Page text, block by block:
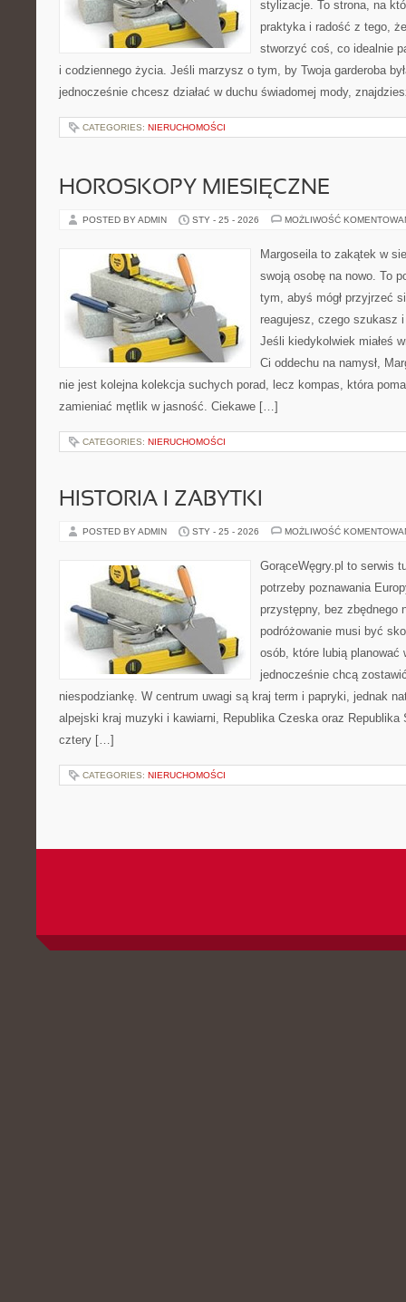
stylizacje. To strona, na
praktyka i radość z tego,
stworzyć coś, co idealnie
i codziennego życia. Jeśli marzysz o tym, by Twoja garderoba
jednocześnie chcesz działać w duchu świadomej mody,
CATEGORIES: NIERUCHOMOŚCI
HOROSKOPY MIESIĘCZNE
POSTED BY ADMIN STY - 25 - 2026 MOŻLIWOŚĆ
Margoseila to zakątek w
swoją osobę na nowo. To
tym, abyś mógł przyjrzeć
reagujesz, czego szukasz
Jeśli kiedykolwiek miałeś
Ci oddechu na namysł,
nie jest kolejna kolekcja suchych porad, lecz kompas, która
zamieniać mętlik w jasność. Ciekawe […]
CATEGORIES: NIERUCHOMOŚCI
HISTORIA I ZABYTKI
POSTED BY ADMIN STY - 25 - 2026 MOŻLIWOŚĆ
GorąceWęgry.pl to serwis
potrzeby poznawania
przystępny, bez zbędnego
podróżowanie musi być
osób, które lubią
jednocześnie chcą
niespodziankę. W centrum uwagi są kraj term i papryki, jednak
alpejski kraj muzyki i kawiarni, Republika Czeska oraz Republika
cztery […]
CATEGORIES: NIERUCHOMOŚCI